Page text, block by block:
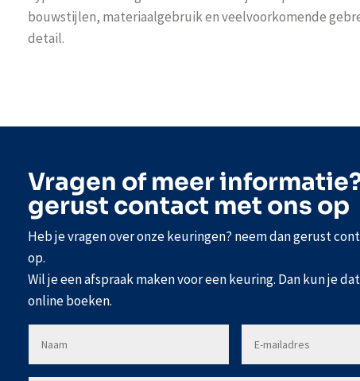
bouwstijlen, materiaalgebruik en veelvoorkomende
detail.
Vragen of meer
gerust contact met ons op
Heb je vragen over onze keuringen? neem dan gerust
op.
Wil je een afspraak maken voor een keuring. Dan kun je
online boeken.